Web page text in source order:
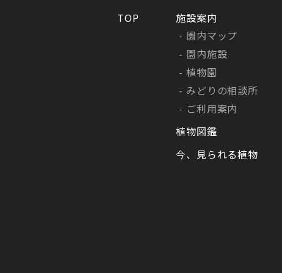
TOP
施設案内
園内マップ
園内施設
植物園
みどりの相談所
ご利用案内
植物図鑑
今、見られる植物